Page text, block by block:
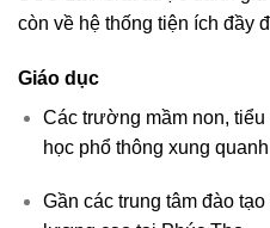
còn về hệ thống tiện ích đầy
Giáo dục
Các trường mầm non,
học phổ thông xung
Gần các trung tâm đào